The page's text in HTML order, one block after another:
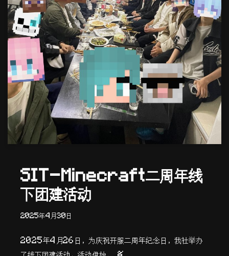
SIT-Minecraft二周年线
下团建活动
2025年4月30日
2025年4月26日，为庆祝开服二周年纪念日，我社举办